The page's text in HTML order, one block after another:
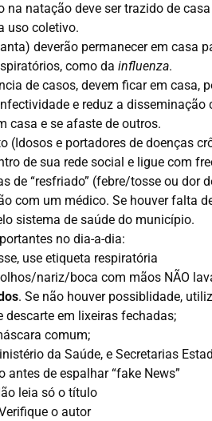
natação deve ser trazido de
uso coletivo.
deverão permanecer em casa
como da influenza.
de casos, devem ficar em casa,
e reduz a disseminação
casa e se afaste de outros.
e portadores de doenças
de sua rede social e ligue com
de “resfriado” (febre/tosse ou dor
com um médico. Se houver falta
sistema de saúde do município.
no dia-a-dia:
use etiqueta respiratória
nariz/boca com mãos NÃO
. Se não houver possiblidade,
descarte em lixeiras fechadas;
comum;
da Saúde, e Secretarias
de espalhar “fake News”
leia só o título
o autor